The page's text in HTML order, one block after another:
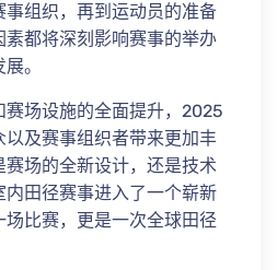
组织，再到运动员的准备
都将深刻影响赛事的举办
。
赛场设施的全面提升，2025
及赛事组织者带来更加丰
场的全新设计，还是技术
田径赛事进入了一个崭新
比赛，更是一次全球田径